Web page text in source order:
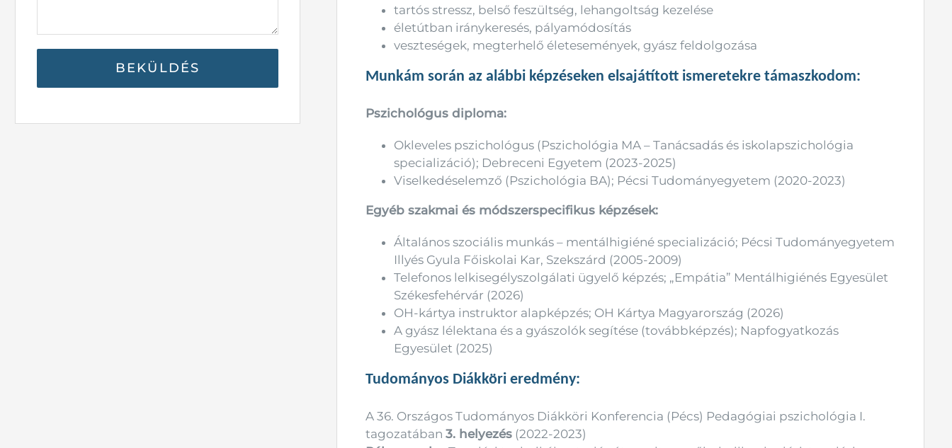
tartós stressz, belső feszültség, lehangoltság kezelése
életútban iránykeresés, pályamódosítás
veszteségek, megterhelő életesemények, gyász feldolgozása
Munkám során az alábbi képzéseken elsajátított ismeretekre támaszkodom:
Pszichológus diploma:
Okleveles pszichológus (Pszichológia MA – Tanácsadás és iskolapszichológia
specializáció); Debreceni Egyetem (2023-2025)
Viselkedéselemző (Pszichológia BA); Pécsi Tudományegyetem (2020-2023)
Egyéb szakmai és módszerspecifikus képzések:
Általános szociális munkás – mentálhigiéné specializáció; Pécsi Tudományegyetem
Illyés Gyula Főiskolai Kar, Szekszárd (2005-2009)
Telefonos lelkisegélyszolgálati ügyelő képzés; „Empátia” Mentálhigiénés Egyesület
Székesfehérvár (2026)
OH-kártya instruktor alapképzés; OH Kártya Magyarország (2026)
A gyász lélektana és a gyászolók segítése (továbbképzés); Napfogyatkozás
Egyesület (2025)
Tudományos Diákköri eredmény:
A 36. Országos Tudományos Diákköri Konferencia (Pécs) Pedagógiai pszichológia I.
tagozatában3. helyezés (2022-2023)